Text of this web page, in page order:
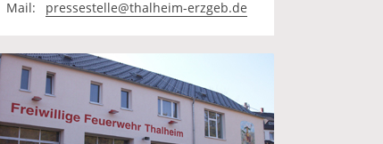
Mail:
pressestelle@thalheim-erzgeb.de